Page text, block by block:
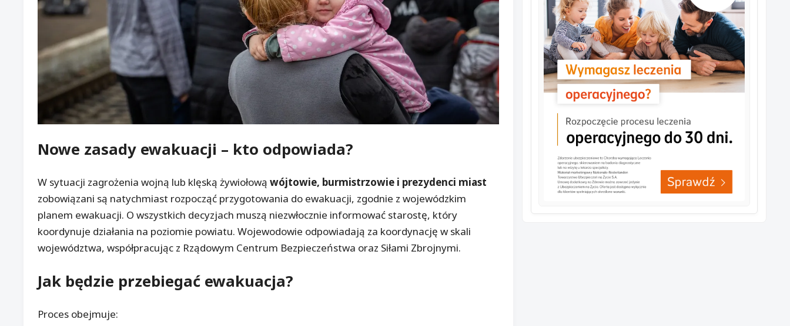
Nowe zasady ewakuacji – kto odpowiada?
W sytuacji zagrożenia wojną lub klęską żywiołową wójtowie, burmistrzowie i prezydenci miast
zobowiązani są natychmiast rozpocząć przygotowania do ewakuacji, zgodnie z wojewódzkim
planem ewakuacji. O wszystkich decyzjach muszą niezwłocznie informować starostę, który
koordynuje działania na poziomie powiatu. Wojewodowie odpowiadają za koordynację w skali
województwa, współpracując z Rządowym Centrum Bezpieczeństwa oraz Siłami Zbrojnymi.
Jak będzie przebiegać ewakuacja?
Proces obejmuje: